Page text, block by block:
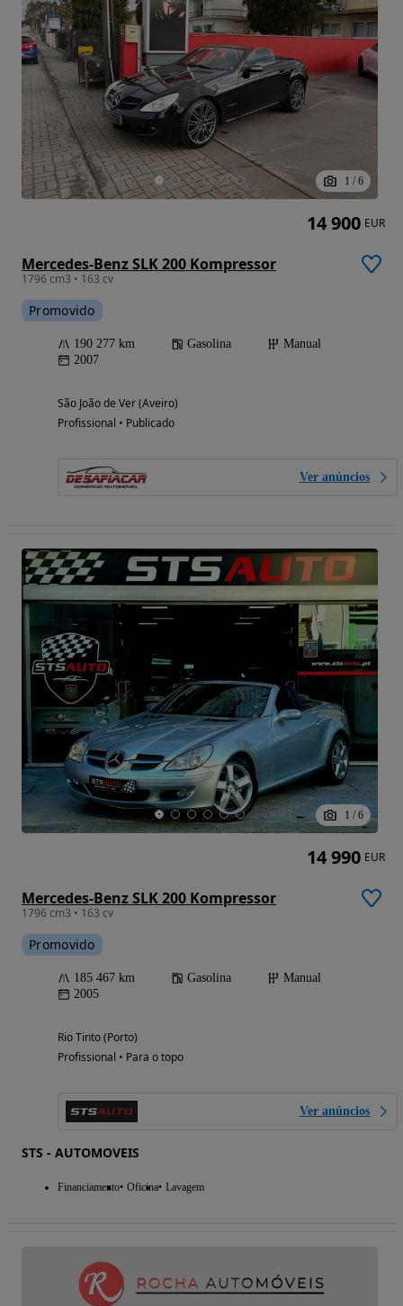
1 / 6
Mercedes-Benz SLK 200 Kompressor
1796 cm3 • 163 cv
Promovido
190 277 km Gasolina
Manual
2007
São João de Ver (Aveiro)
Profissional • Publicado
Ver anúncios
14 900 EUR
1 / 6
Mercedes-Benz SLK 200 Kompressor
1796 cm3 • 163 cv
Promovido
185 467 km Gasolina
Manual
2005
Rio Tinto (Porto)
Profissional • Para o topo
Ver anúncios
STS - AUTOMOVEIS
Financiamento Oficina Lavagem
14 990 EUR